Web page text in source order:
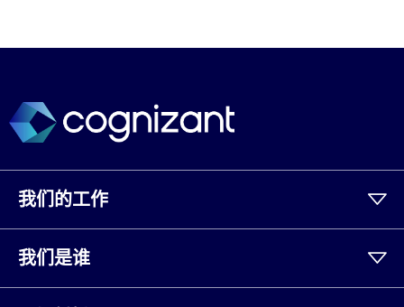
我们的工作
我们是谁